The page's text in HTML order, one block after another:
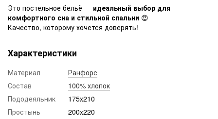
Это постельное бельё — идеальный выбор для
комфортного сна и стильной спальни 😍
Качество, которому хочется доверять!
Характеристики
Материал
Ранфорс
Состав
100% хлопок
Пододеяльник
175х210
Простынь
200х220